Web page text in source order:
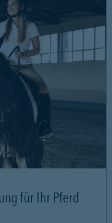
für Ihr Pferd